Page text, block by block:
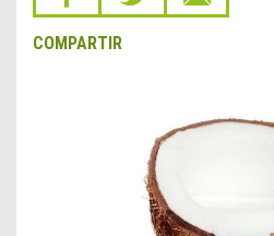
COMPARTIR